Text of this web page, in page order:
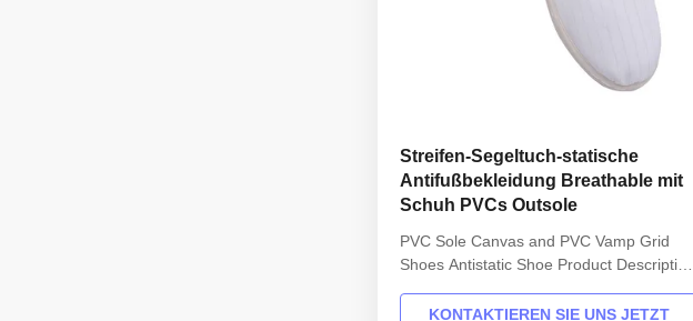
Streifen-Segeltuch-statische
Antifußbekleidung Breathable mit
Schuh PVCs Outsole
PVC Sole Canvas and PVC Vamp Grid
Shoes Antistatic Shoe Product Description
Design: Unisex Sole: anti static PVC Heat-
KONTAKTIEREN SIE UNS JETZT